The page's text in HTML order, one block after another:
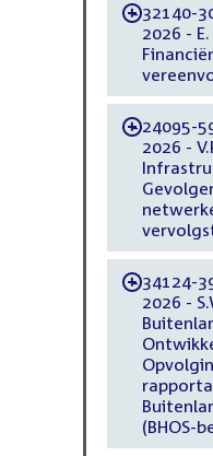
-32140-
2026 -
-24095-
2026 -
-34124-
2026 -
(BHOS-